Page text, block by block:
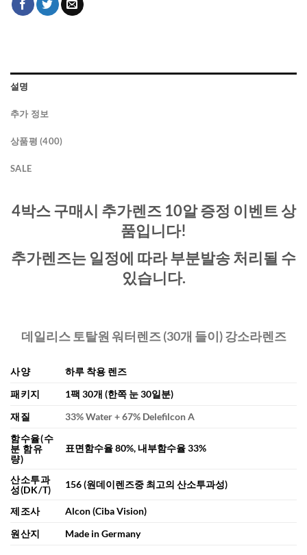
설명
추가 정보
상품평 (400)
SALE
4박스 구매시 추가렌즈 10알 증정 이벤트 상
품입니다!
추가렌즈는 일정에 따라 부분발송 처리될 수
있습니다.
데일리스 토탈원 워터렌즈 (30개 들이) 강소라렌즈
사양
하루 착용 렌즈
패키지
1팩 30개 (한쪽 눈 30일분)
재질
33% Water + 67% Delefilcon A
함수율(수
분 함유
량)
표면함수율 80%, 내부함수율 33%
산소투과
성(DK/T)
156 (원데이렌즈중 최고의 산소투과성)
제조사
Alcon (Ciba Vision)
원산지
Made in Germany